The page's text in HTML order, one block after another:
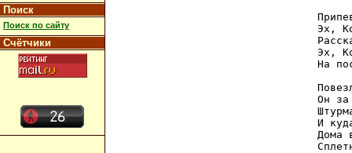
Поиск
Поиск по сайту
Счётчики
Эх,
Эх,
На
Он
И
Дома